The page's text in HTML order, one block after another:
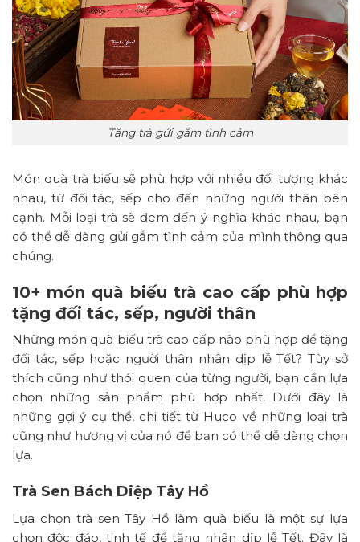
Tặng trà gửi gắm tình cảm
Món quà trà biếu sẽ phù hợp với nhiều đối tượng khác
nhau, từ đối tác, sếp cho đến những người thân bên
cạnh. Mỗi loại trà sẽ đem đến ý nghĩa khác nhau, bạn
có thể dễ dàng gửi gắm tình cảm của mình thông qua
chúng.
10+ món quà biếu trà cao cấp phù hợp
tặng đối tác, sếp, người thân
Những món quà biếu trà cao cấp nào phù hợp để tặng
đối tác, sếp hoặc người thân nhân dịp lễ Tết? Tùy sở
thích cũng như thói quen của từng người, bạn cần lựa
chọn những sản phẩm phù hợp nhất. Dưới đây là
những gợi ý cụ thể, chi tiết từ Huco về những loại trà
cũng như hương vị của nó để bạn có thể dễ dàng chọn
lựa.
Trà Sen Bách Diệp Tây Hồ
Lựa chọn trà sen Tây Hồ làm quà biếu là một sự lựa
chọn độc đáo, tinh tế để tặng nhân dịp lễ Tết. Đây là